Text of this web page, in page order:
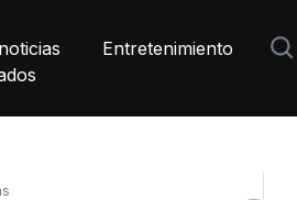
Entretenimiento